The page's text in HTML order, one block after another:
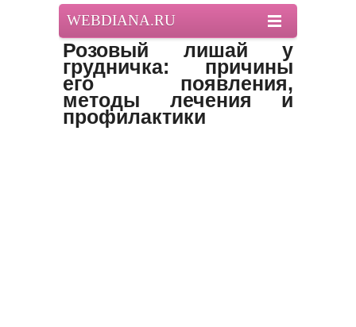
WEBDIANA.RU
Розовый лишай у
грудничка: причины
его появления,
методы лечения и
профилактики